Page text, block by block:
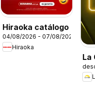
Hiraoka catálogo
04/08/2026 - 07/08/2026
Hiraoka
La